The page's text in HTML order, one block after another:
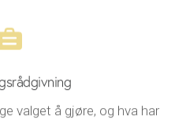
valget å gjøre, og hva har